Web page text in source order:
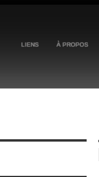
LIENS À PROPOS